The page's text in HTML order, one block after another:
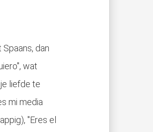
dan
wat
liefde te
mi media
"Eres el